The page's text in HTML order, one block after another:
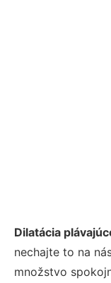
Dilatácia
nechajte to na
množstvo